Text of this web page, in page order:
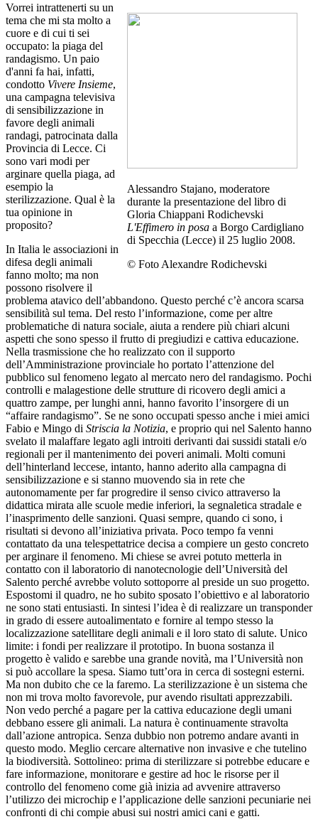
Alessandro Stajano, moderatore
durante la presentazione del libro di
Gloria Chiappani Rodichevski
L'Effimero in posa a Borgo Cardigliano
di Specchia (Lecce) il 25 luglio 2008.
© Foto Alexandre Rodichevski
Vorrei intrattenerti su un
tema che mi sta molto a
cuore e di cui ti sei
occupato: la piaga del
randagismo. Un paio
d'anni fa hai, infatti,
condotto Vivere Insieme,
una campagna televisiva
di sensibilizzazione in
favore degli animali
randagi, patrocinata dalla
Provincia di Lecce. Ci
sono vari modi per
arginare quella piaga, ad
esempio la
sterilizzazione. Qual è la
tua opinione in
proposito?
In Italia le associazioni in
difesa degli animali
fanno molto; ma non
possono risolvere il
problema atavico dell’abbandono. Questo perché c’è ancora scarsa
sensibilità sul tema. Del resto l’informazione, come per altre
problematiche di natura sociale, aiuta a rendere più chiari alcuni
aspetti che sono spesso il frutto di pregiudizi e cattiva educazione.
Nella trasmissione che ho realizzato con il supporto
dell’Amministrazione provinciale ho portato l’attenzione del
pubblico sul fenomeno legato al mercato nero del randagismo. Pochi
controlli e malagestione delle strutture di ricovero degli amici a
quattro zampe, per lunghi anni, hanno favorito l’insorgere di un
“affaire randagismo”. Se ne sono occupati spesso anche i miei amici
Fabio e Mingo di Striscia la Notizia, e proprio qui nel Salento hanno
svelato il malaffare legato agli introiti derivanti dai sussidi statali e/o
regionali per il mantenimento dei poveri animali. Molti comuni
dell’hinterland leccese, intanto, hanno aderito alla campagna di
sensibilizzazione e si stanno muovendo sia in rete che
autonomamente per far progredire il senso civico attraverso la
didattica mirata alle scuole medie inferiori, la segnaletica stradale e
l’inasprimento delle sanzioni. Quasi sempre, quando ci sono, i
risultati si devono all’iniziativa privata. Poco tempo fa venni
contattato da una telespettatrice decisa a compiere un gesto concreto
per arginare il fenomeno. Mi chiese se avrei potuto metterla in
contatto con il laboratorio di nanotecnologie dell’Università del
Salento perché avrebbe voluto sottoporre al preside un suo progetto.
Espostomi il quadro, ne ho subito sposato l’obiettivo e al laboratorio
ne sono stati entusiasti. In sintesi l’idea è di realizzare un transponder
in grado di essere autoalimentato e fornire al tempo stesso la
localizzazione satellitare degli animali e il loro stato di salute. Unico
limite: i fondi per realizzare il prototipo. In buona sostanza il
progetto è valido e sarebbe una grande novità, ma l’Università non
si può accollare la spesa. Siamo tutt’ora in cerca di sostegni esterni.
Ma non dubito che ce la faremo. La sterilizzazione è un sistema che
non mi trova molto favorevole, pur avendo risultati apprezzabili.
Non vedo perché a pagare per la cattiva educazione degli umani
debbano essere gli animali. La natura è continuamente stravolta
dall’azione antropica. Senza dubbio non potremo andare avanti in
questo modo. Meglio cercare alternative non invasive e che tutelino
la biodiversità. Sottolineo: prima di sterilizzare si potrebbe educare e
fare informazione, monitorare e gestire ad hoc le risorse per il
controllo del fenomeno come già inizia ad avvenire attraverso
l’utilizzo dei microchip e l’applicazione delle sanzioni pecuniarie nei
confronti di chi compie abusi sui nostri amici cani e gatti.